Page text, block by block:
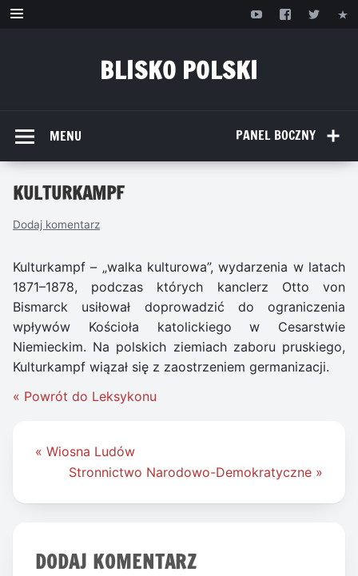
Przejdź
BLISKO POLSKI
PANEL BOCZNY
MENU
KULTURKAMPF
Dodaj komentarz
Kulturkampf – „walka kulturowa”, wydarzenia w latach
1871–1878, podczas których kanclerz Otto von
Bismarck usiłował doprowadzić do ograniczenia
wpływów Kościoła katolickiego w Cesarstwie
Niemieckim. Na polskich ziemiach zaboru pruskiego,
Kulturkampf wiązał się z zaostrzeniem germanizacji.
« Powrót do Leksykonu
Nawigacja
« Wiosna Ludów
Stronnictwo Narodowo-Demokratyczne »
DODAJ KOMENTARZ